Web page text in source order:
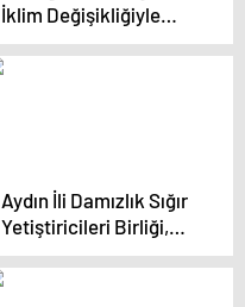
İklim Değişikliğiyle
Mücadele İçin Dijital
Belediye Hizmetlerini
Aydın İli Damızlık Sığır
Yetiştiricileri Birliği,
Saf Irkların
Devamlılığını